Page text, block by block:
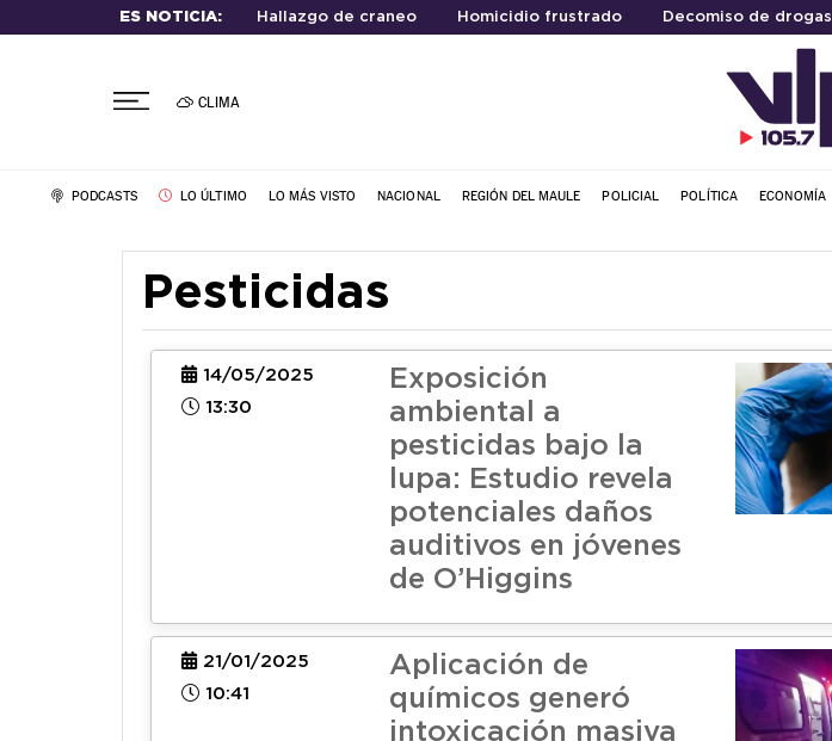
ES NOTICIA: Hallazgo de craneo Homicidio frustrado Decomiso de drogas
CLIMA
PODCASTS LO ÚLTIMO LO MÁS VISTO NACIONAL REGIÓN DEL MAULE POLICIAL POLÍTICA ECONOMÍA
Pesticidas
14/05/2025
13:30
Exposición
ambiental a
pesticidas bajo la
lupa: Estudio revela
potenciales daños
auditivos en jóvenes
de O’Higgins
21/01/2025
10:41
Aplicación de
químicos generó
intoxicación masiva